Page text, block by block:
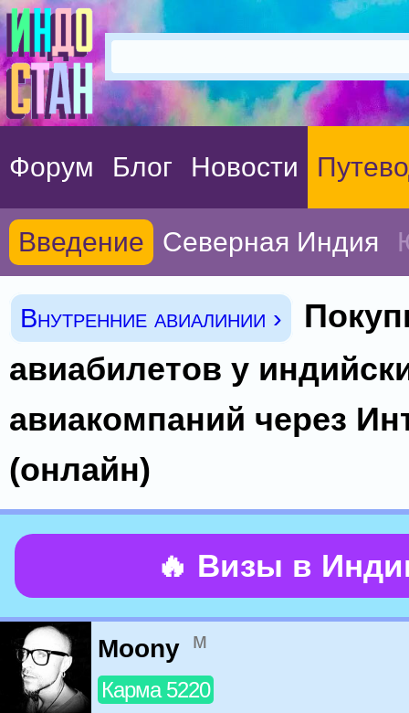
Форум Блог Новости
Введение Северная Индия
Внутренние авиалинии ›
авиабилетов у
авиакомпаний через
(онлайн)
🔥 Визы в
Moony м
Карма 5220